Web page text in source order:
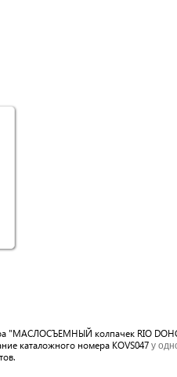
"МАСЛОСЪЕМНЫЙ колпачек RIO
каталожного номера KOVS047 у